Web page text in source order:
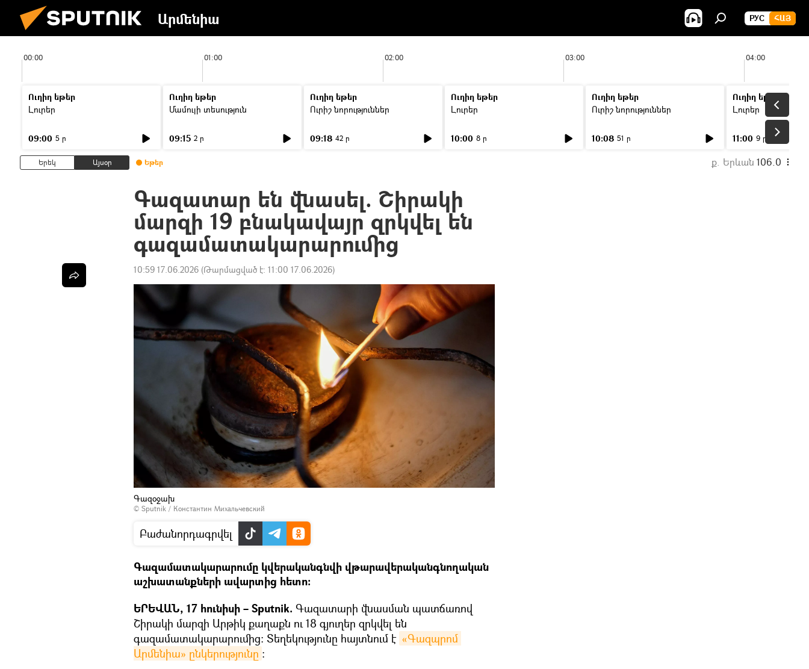
Արմենիա РУС ՀԱՅ
00:00 01:00 02:00 03:00 04:00
Ուղիղ եթեր
Լուրեր
09:00 5 ր
Ուղիղ եթեր
Մամուլի տեսություն
09:15 2 ր
Ուղիղ եթեր
Ուրիշ նորություններ
09:18 42 ր
Ուղիղ եթեր
Լուրեր
10:00 8 ր
Ուղիղ եթեր
Ուրիշ նորություններ
10:08 51 ր
Ուղիղ եթեր
Լուրեր
11:00 9 ր
Երեկ Այսօր Եթեր ք. Երևան 106.0
Գազատար են վնասել. Շիրակի
մարզի 19 բնակավայր զրկվել են
գազամատակարարումից
10:59 17.06.2026 (Թարմացված է: 11:00 17.06.2026)
Գազօջախ
© Sputnik / Константин Михальчевский
Բաժանորդագրվել
Գազամատակարարումը կվերականգնվի վթարավերականգնողական
աշխատանքների ավարտից հետո։
ԵՐԵՎԱՆ, 17 հունիսի – Sputnik. Գազատարի վնասման պատճառով
Շիրակի մարզի Արթիկ քաղաքն ու 18 գյուղեր զրկվել են
գազամատակարարումից։ Տեղեկությունը հայտնում է «Գազպրոմ
Արմենիա» ընկերությունը ։